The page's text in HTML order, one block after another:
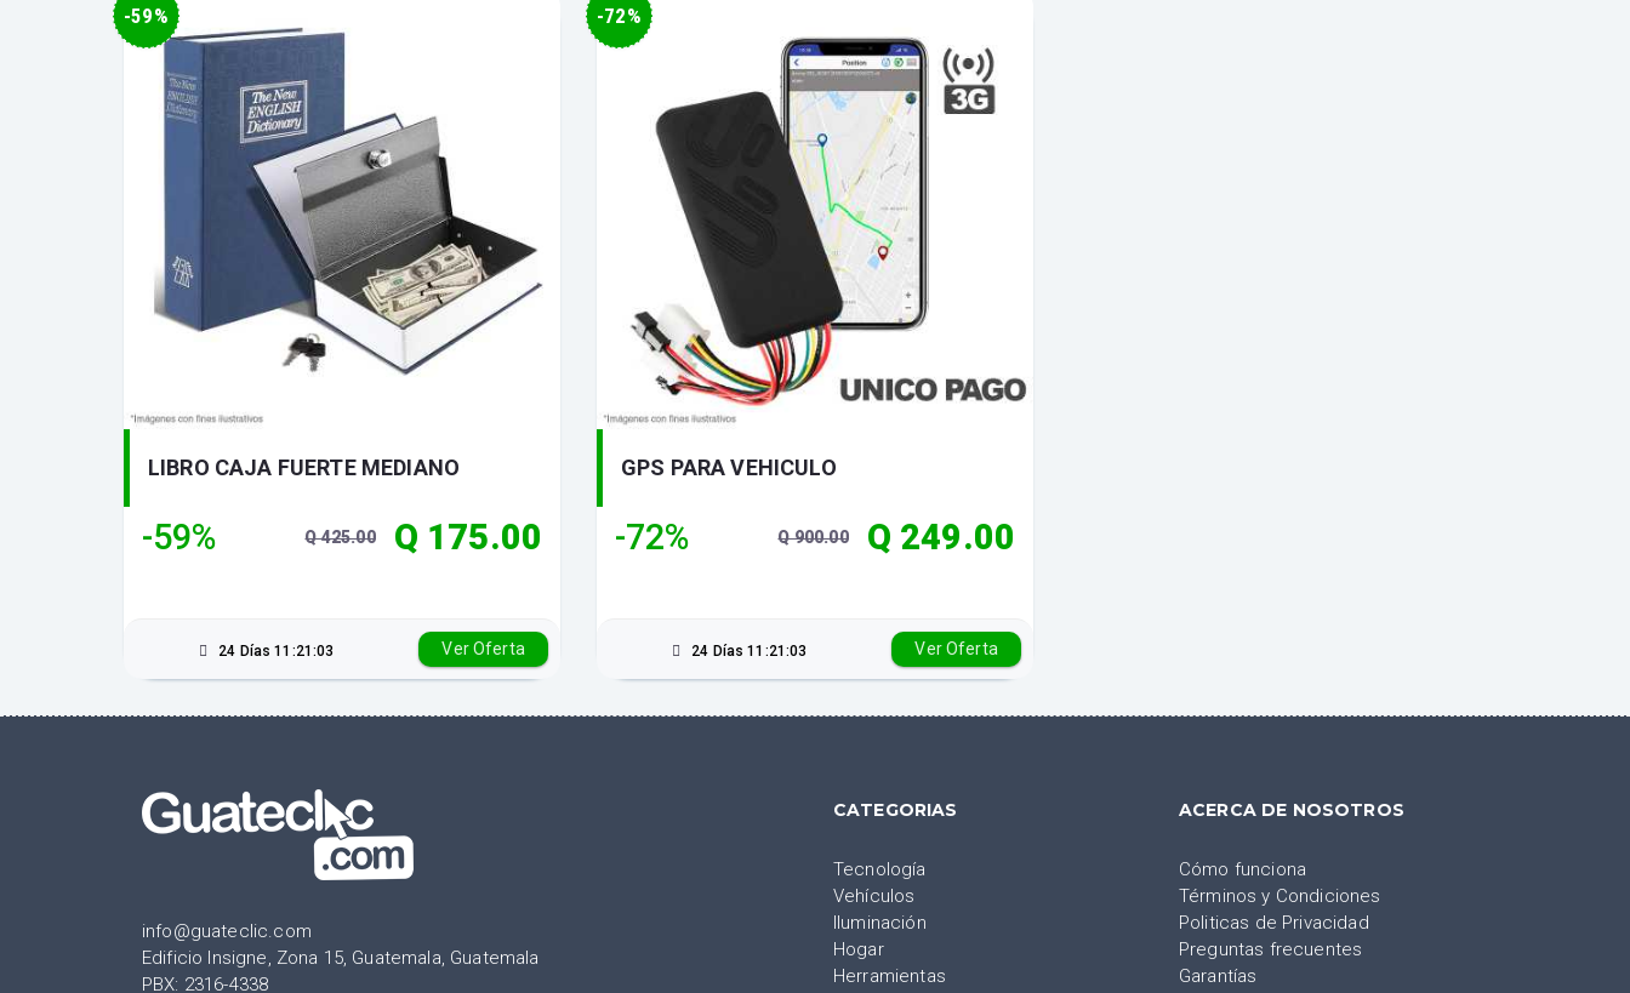
-59%
LIBRO CAJA FUERTE MEDIANO
-59% Q 175.00
Q 425.00
24 Días 11:21:02 Ver Oferta
-72%
GPS PARA VEHICULO
-72% Q 249.00
Q 900.00
24 Días 11:21:02 Ver Oferta
info@guateclic.com
Edificio Insigne, Zona 15, Guatemala, Guatemala
PBX: 2316-4338
CATEGORIAS
Tecnología
Vehículos
Iluminación
Hogar
Herramientas
ACERCA DE NOSOTROS
Cómo funciona
Términos y Condiciones
Politicas de Privacidad
Preguntas frecuentes
Garantías